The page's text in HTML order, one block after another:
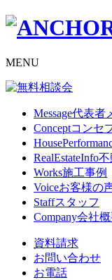
MENU
Message代表者
Conceptコンセ
RealEstateInfo不
Works施工事例
Voiceお客様の
Staffスタッフ
Company会社
資料請求
お問い合わせ
お電話